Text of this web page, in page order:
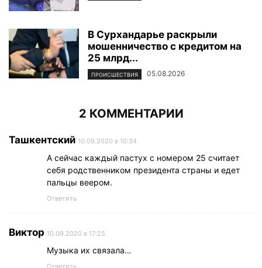
В Сурхандарье раскрыли
мошенничество с кредитом на
25 млрд...
ПРОИСШЕСТВИЯ 05.08.2026
2 КОММЕНТАРИИ
Ташкентский 10.09.2020 в 10:34
А сейчас каждый пастух с номером 25 считает
себя родственником президента страны и едет
пальцы веером.
Ответить
Виктор 10.09.2020 в 17:25
Музыка их связала…
Ответить